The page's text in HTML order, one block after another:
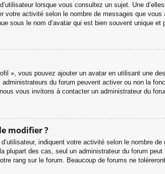
lorsque vous consultez un sujet. Une
votre activité selon le nombre de messages que
sous le nom d’avatar qui est bien souvent unique et
», vous pouvez ajouter un avatar en utilisant une
du forum peuvent activer ou non la
vous invitons à contacter un administrateur du
modifier ?
indiquent votre activité selon le nombre
plupart des cas, seul un administrateur du forum
rang sur le forum. Beaucoup de forums ne